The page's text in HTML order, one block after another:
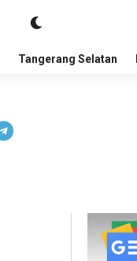
Tangerang Selatan